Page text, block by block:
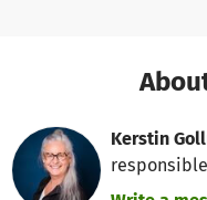
Kerstin